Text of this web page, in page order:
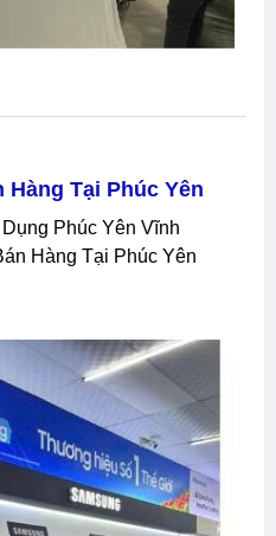
Hàng Tại Phúc Yên
Hàng Tại Phúc Yên